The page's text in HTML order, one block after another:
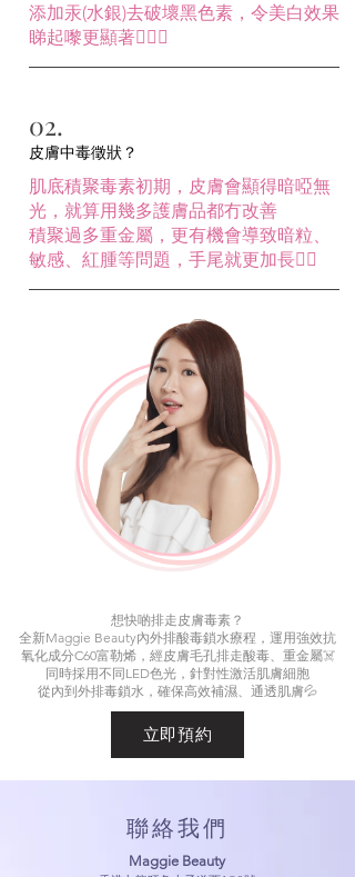
添加汞(水銀)去破壞黑色素，令美白效果
睇起嚟更顯著🧏🏻‍♀️
02.
皮膚中毒徵狀？
肌底積聚毒素初期，皮膚會顯得暗啞無
光，就算用幾多護膚品都冇改善​
積聚過多重金屬，更有機會導致暗粒、
敏感、紅腫等問題，手尾就更加長😮‍💨
想快啲排走皮膚毒素？​
全新Maggie Beauty內外排酸毒鎖水療程，運用強效抗
氧化成分C60富勒烯，經皮膚毛孔排走酸毒、重金屬☠️​
同時採用不同LED色光，針對性激活肌膚細胞​
從內到外排毒鎖水，確保高效補濕、通透肌膚💦​
立即預約
​聯絡我們
Maggie Beauty